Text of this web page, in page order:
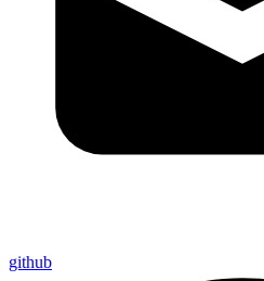
github